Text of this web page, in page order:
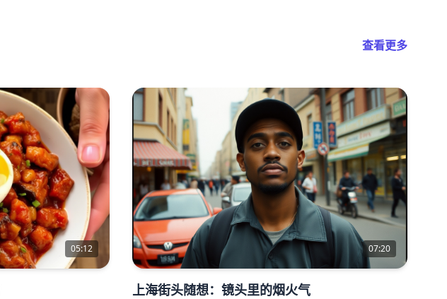
查看更多
05:12 07:20
上海街头随想：镜头里的烟火气